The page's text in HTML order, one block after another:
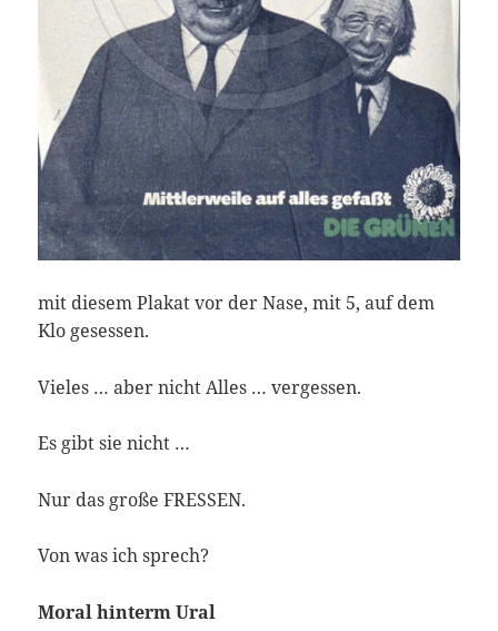
mit diesem Plakat vor der Nase, mit 5, auf dem
Klo gesessen.
Vieles … aber nicht Alles … vergessen.
Es gibt sie nicht …
Nur das große FRESSEN.
Von was ich sprech?
Moral hinterm Ural